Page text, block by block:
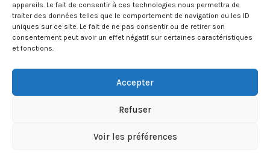
appareils. Le fait de consentir à ces technologies nous permettra de
traiter des données telles que le comportement de navigation ou les ID
uniques sur ce site. Le fait de ne pas consentir ou de retirer son
consentement peut avoir un effet négatif sur certaines caractéristiques
et fonctions.
Accepter
Refuser
Voir les préférences
INFORMATIONS
FITAHIANA Mentions légales - CGV - CGU - Confidentialité -
Ce site a été financé par l’Union Européenne dans le cadre du
programme FEDER-FSE+ Réunion dont l’Autorité de gestion est la
Création du site internet et infogérance par